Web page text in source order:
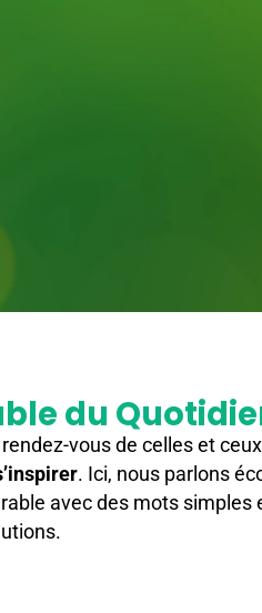
du
vous de celles et
. Ici, nous parlons
avec des mots simples